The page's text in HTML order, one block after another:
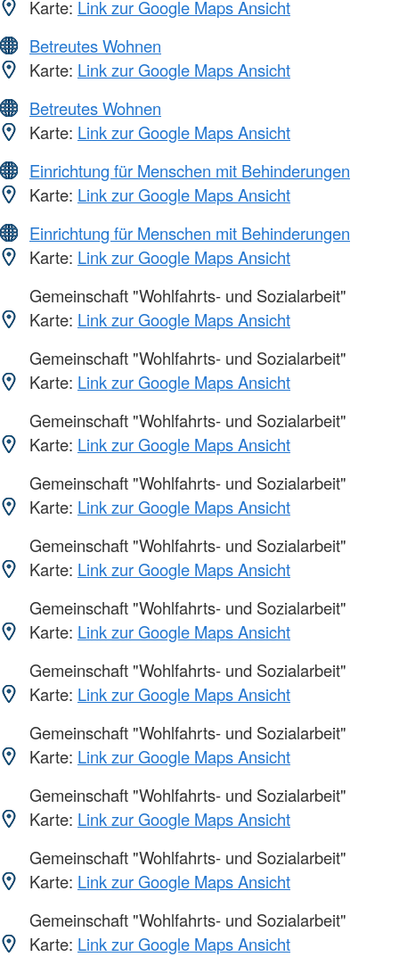
Karte: Link zur Google Maps Ansicht
Betreutes Wohnen
Karte: Link zur Google Maps Ansicht
Betreutes Wohnen
Karte: Link zur Google Maps Ansicht
Einrichtung für Menschen mit Behinderungen
Karte: Link zur Google Maps Ansicht
Einrichtung für Menschen mit Behinderungen
Karte: Link zur Google Maps Ansicht
Gemeinschaft "Wohlfahrts- und Sozialarbeit"
Karte: Link zur Google Maps Ansicht
Gemeinschaft "Wohlfahrts- und Sozialarbeit"
Karte: Link zur Google Maps Ansicht
Gemeinschaft "Wohlfahrts- und Sozialarbeit"
Karte: Link zur Google Maps Ansicht
Gemeinschaft "Wohlfahrts- und Sozialarbeit"
Karte: Link zur Google Maps Ansicht
Gemeinschaft "Wohlfahrts- und Sozialarbeit"
Karte: Link zur Google Maps Ansicht
Gemeinschaft "Wohlfahrts- und Sozialarbeit"
Karte: Link zur Google Maps Ansicht
Gemeinschaft "Wohlfahrts- und Sozialarbeit"
Karte: Link zur Google Maps Ansicht
Gemeinschaft "Wohlfahrts- und Sozialarbeit"
Karte: Link zur Google Maps Ansicht
Gemeinschaft "Wohlfahrts- und Sozialarbeit"
Karte: Link zur Google Maps Ansicht
Gemeinschaft "Wohlfahrts- und Sozialarbeit"
Karte: Link zur Google Maps Ansicht
Gemeinschaft "Wohlfahrts- und Sozialarbeit"
Karte: Link zur Google Maps Ansicht